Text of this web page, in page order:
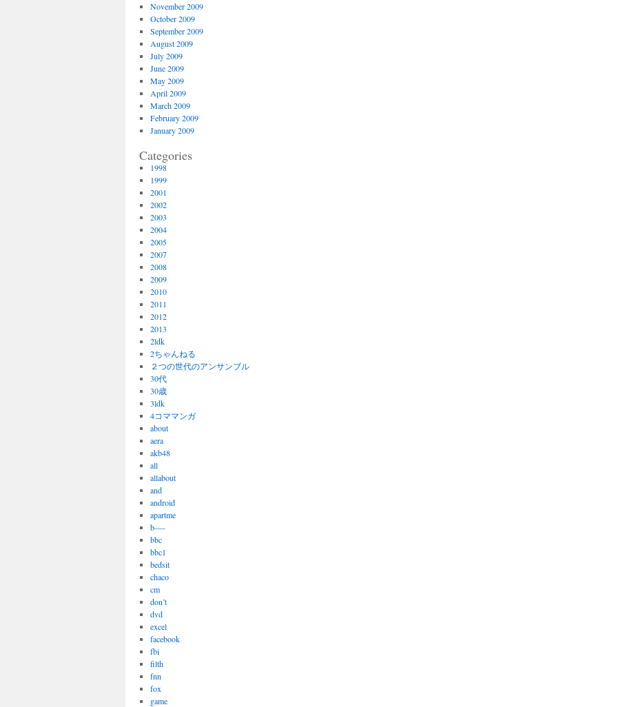
November 2009
October 2009
September 2009
August 2009
July 2009
June 2009
May 2009
April 2009
March 2009
February 2009
January 2009
Categories
1998
1999
2001
2002
2003
2004
2005
2007
2008
2009
2010
2011
2012
2013
2ldk
2ちゃんねる
２つの世代のアンサンブル
30代
30歳
3ldk
4コママンガ
about
aera
akb48
all
allabout
and
android
apartme
b—-
bbc
bbc1
bedsit
chaco
cm
don’t
dvd
excel
facebook
fbi
filth
fnn
fox
game